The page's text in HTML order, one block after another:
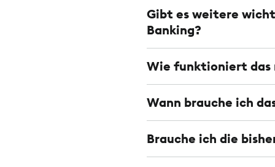
Gibt es weitere
Banking?
Wie funktioniert das
Wann brauche ich
Brauche ich die